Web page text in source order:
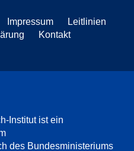
Impressum
Leitlinien
Kontakt
Institut ist ein
des Bundesministeriums